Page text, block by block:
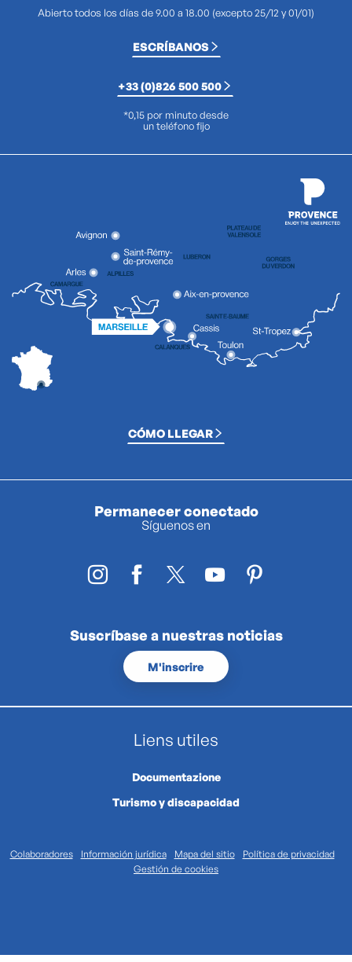
Abierto todos los días de 9.00 a 18.00 (excepto 25/12 y 01/01)
ESCRÍBANOS
+33 (0)826 500 500
*0,15 por minuto desde
un teléfono fijo
CÓMO LLEGAR
Permanecer conectado
Síguenos en
Suscríbase a nuestras noticias
M'inscrire
Liens utiles
Documentazione
Turismo y discapacidad
Colaboradores Información jurídica Mapa del sitio
Política de privacidad
Gestión de cookies